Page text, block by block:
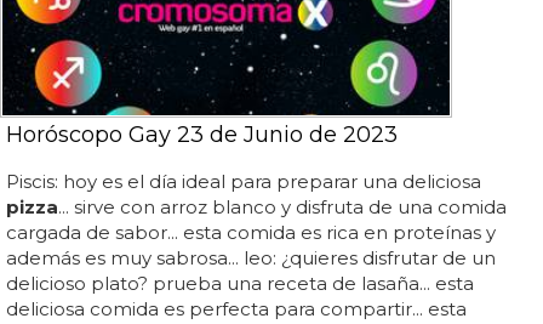
Horóscopo Gay 23 de Junio de 2023
Piscis: hoy es el día ideal para preparar una deliciosa
pizza... sirve con arroz blanco y disfruta de una comida
cargada de sabor... esta comida es rica en proteínas y
además es muy sabrosa... leo: ¿quieres disfrutar de un
delicioso plato? prueba una receta de lasaña... esta
deliciosa comida es perfecta para compartir... esta